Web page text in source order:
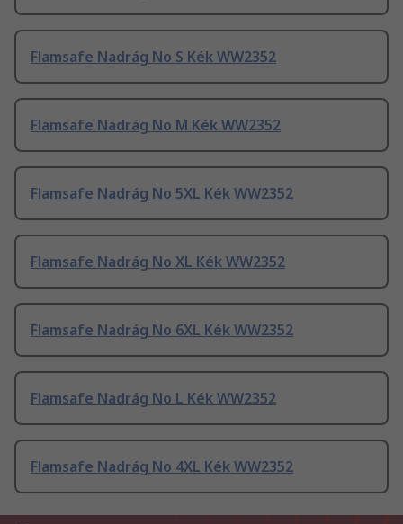
Flamsafe Nadrág No S Kék WW2352
Flamsafe Nadrág No M Kék WW2352
Flamsafe Nadrág No 5XL Kék WW2352
Flamsafe Nadrág No XL Kék WW2352
Flamsafe Nadrág No 6XL Kék WW2352
Flamsafe Nadrág No L Kék WW2352
Flamsafe Nadrág No 4XL Kék WW2352